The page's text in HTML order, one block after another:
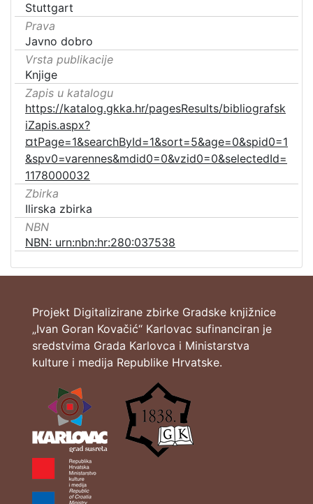
Stuttgart
Prava
Javno dobro
Vrsta publikacije
Knjige
Zapis u katalogu
https://katalog.gkka.hr/pagesResults/bibliografsk
iZapis.aspx?
¤tPage=1&searchById=1&sort=5&age=0&spid0=1
&spv0=varennes&mdid0=0&vzid0=0&selectedId=
1178000032
Zbirka
Ilirska zbirka
NBN
NBN: urn:nbn:hr:280:037538
Projekt Digitalizirane zbirke Gradske knjižnice
„Ivan Goran Kovačić“ Karlovac sufinanciran je
sredstvima Grada Karlovca i Ministarstva
kulture i medija Republike Hrvatske.